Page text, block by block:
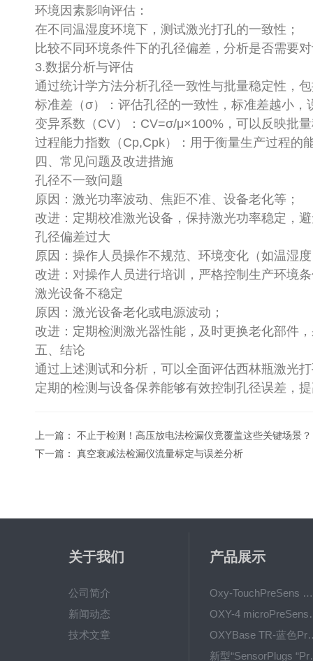
环境因素影响评估：
在不同温湿度环境下，测试激光打孔的一致性；
比较不同环境条件下的孔径偏差，分析是否需要
3.数据分析与评估
通过统计学方法分析孔径一致性与批量稳定性，
标准差（σ）：评估孔径的一致性，标准差越小
变异系数（CV）：CV=σ/μ×100%，可以反映批
过程能力指数（Cp,Cpk）：用于衡量生产过程
四、常见问题及改进措施
孔径不一致问题
原因：激光功率波动、焦距不准、设备老化等；
改进：定期校准激光设备，保持激光功率稳定，
孔径偏差过大
原因：操作人员操作不规范、环境变化（如温湿
改进：对操作人员进行培训，严格控制生产环境
激光设备不稳定
原因：激光设备老化或电源波动；
改进：定期检测激光器性能，及时更换老化部件
五、结论
通过上述测试和分析，可以全面评估西林瓶激光
定期的检测与设备保养能够有效控制孔径误差，
上一篇： 不止于检测！高压放电法检漏仪竟覆盖这些关键场景？
下一篇： 真空衰减法检漏仪流量标定与误差分析
关于我们
公司简介
新闻动态
技术文章
产品展示
Oxy-TouchPreSens 氧分析仪 多孔培养容器监测
OXY-4
OXYBase TR-蓝色
新型